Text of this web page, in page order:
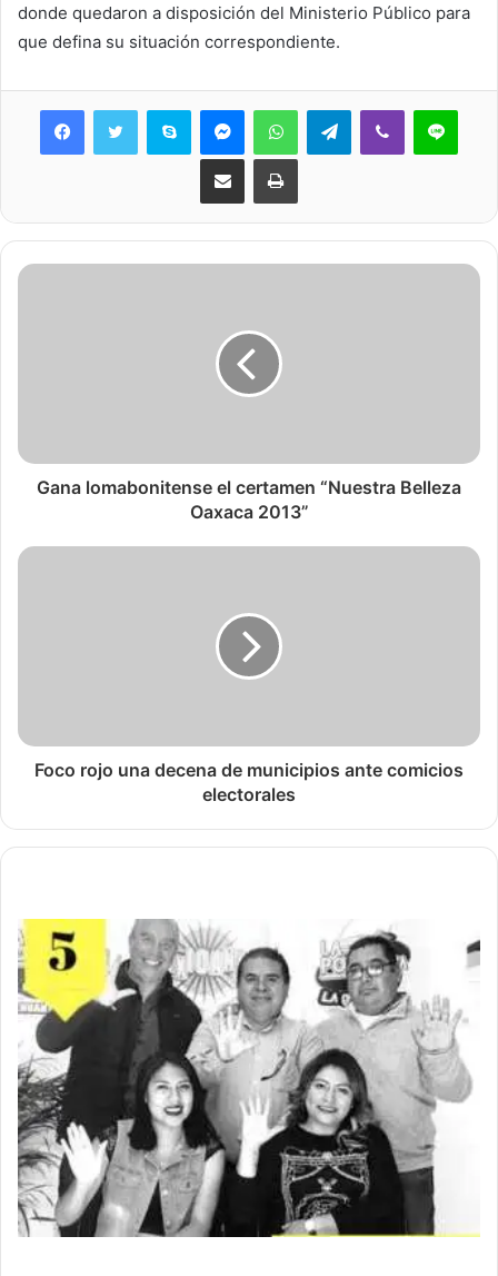
donde quedaron a disposición del Ministerio Público para
que defina su situación correspondiente.
Skype MessengerWhatsAppTelegramViber Line
Share via Email Print
Gana lomabonitense el certamen “Nuestra Belleza
Oaxaca 2013”
Foco rojo una decena de municipios ante comicios
electorales